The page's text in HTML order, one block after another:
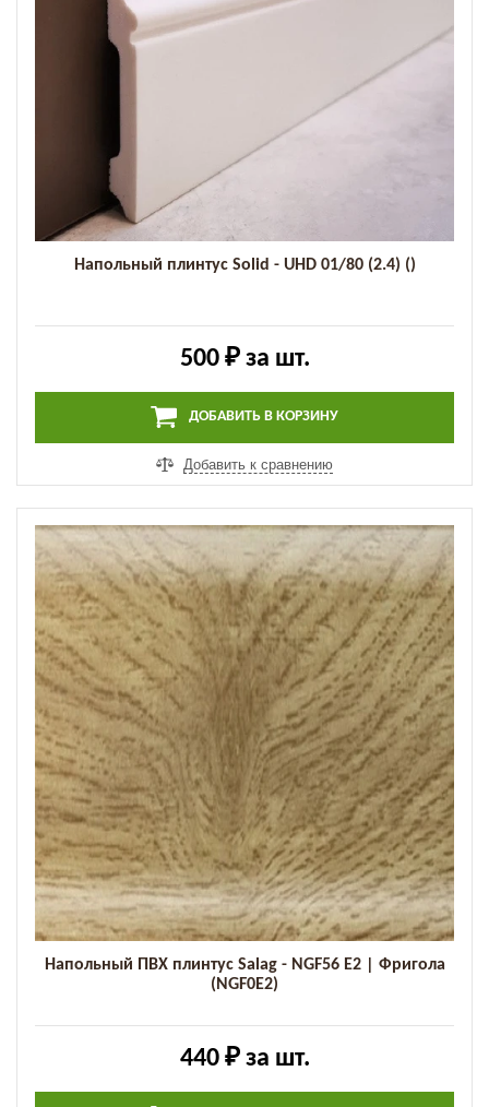
Напольный плинтус Solid - UHD 01/80 (2.4) ()
500 ₽за шт.
ДОБАВИТЬ В КОРЗИНУ
Добавить к сравнению
Напольный ПВХ плинтус Salag - NGF56 E2 | Фригола
(NGF0E2)
440 ₽за шт.